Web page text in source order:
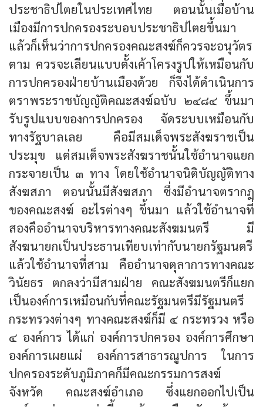
ประชาธิปไตยในประเทศไทย ตอนนั้นเมื่อบ้าน
เมืองมีการปกครองระบอบประชาธิปไตยขึ้นมา
แล้วก็เห็นว่าการปกครองคณะสงฆ์ก็ควรจะอนุวัตร
ตาม ควรจะเลียนแบบตั้งเค้าโครงรูปให้เหมือนกับ
การปกครองฝ่ายบ้านเมืองด้วย ก็จึงได้ดำเนินการ
ตราพระราชบัญญัติคณะสงฆ์ฉบับ ๒๔๘๔ ขึ้นมา
รับรูปแบบของการปกครอง จัดระบบเหมือนกับ
ทางรัฐบาลเลย คือมีสมเด็จพระสังฆราชเป็น
ประมุข แต่สมเด็จพระสังฆราชนั้นใช้อำนาจแยก
กระจายเป็น ๓ ทาง โดยใช้อำนาจนิติบัญญัติทาง
สังฆสภา ตอนนั้นมีสังฆสภา ซึ่งมีอำนาจตรากฎ
ของคณะสงฆ์ อะไรต่างๆ ขึ้นมา แล้วใช้อำนาจที่
สองคืออำนาจบริหารทางคณะสังฆมนตรี มี
สังฆนายกเป็นประธานเทียบเท่ากับนายกรัฐมนตรี
แล้วใช้อำนาจที่สาม คืออำนาจตุลาการทางคณะ
วินัยธร ตกลงว่ามีสามฝ่าย คณะสังฆมนตรีก็แยก
เป็นองค์การเหมือนกับที่คณะรัฐมนตรีมีรัฐมนตรี
กระทรวงต่างๆ ทางคณะสงฆ์ก็มี ๔ กระทรวง หรือ
๔ องค์การ ได้แก่ องค์การปกครอง องค์การศึกษา
องค์การเผยแผ่ องค์การสาธารณูปการ ในการ
ปกครองระดับภูมิภาคก็มีคณะกรรมการสงฆ์
จังหวัด คณะสงฆ์อำเภอ ซึ่งแยกออกไปเป็น